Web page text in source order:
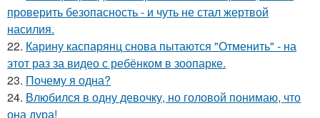
проверить безопасность - и чуть не стал жертвой
насилия.
22. Карину каспарянц снова пытаются "Отменить" - на
этот раз за видео с ребёнком в зоопарке.
23. Почему я одна?
24. Влюбился в одну девочку, но головой понимаю, что
она дура!